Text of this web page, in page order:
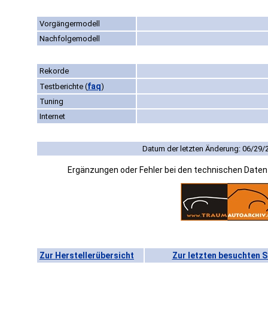
Vorgängermodell
Nachfolgemodell
Rekorde
Testberichte (faq)
Tuning
Internet
Datum der letzten Änderung: 06/29/
Ergänzungen oder Fehler bei den technischen
Zur Herstellerübersicht Zur letzten besuchten